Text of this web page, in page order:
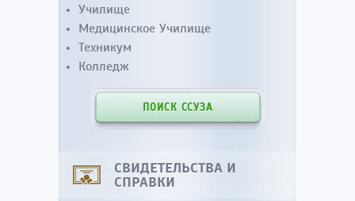
Училище
Медицинское Училище
Техникум
Колледж
ПОИСК ССУЗА
СВИДЕТЕЛЬСТВА И
СПРАВКИ